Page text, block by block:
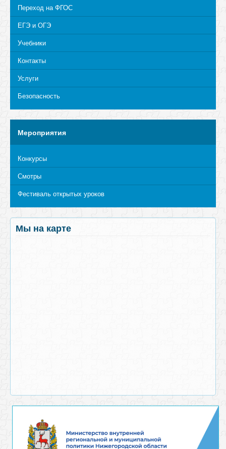
Переход на ФГОС
ЕГЭ и ОГЭ
Учебники
Контакты
Услуги
Безопасность
Мероприятия
Конкурсы
Смотры
Фестиваль открытых уроков
Мы на карте